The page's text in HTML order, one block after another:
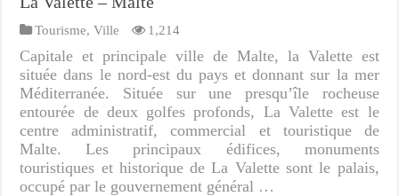
Tourisme,Ville 1,214
Capitale et principale ville de Malte, la Valette est
située dans le nord-est du pays et donnant sur la mer
Méditerranée. Située sur une presqu’île rocheuse
entourée de deux golfes profonds, La Valette est le
centre administratif, commercial et touristique de
Malte. Les principaux édifices, monuments
touristiques et historique de La Valette sont le palais,
occupé par le gouvernement général …